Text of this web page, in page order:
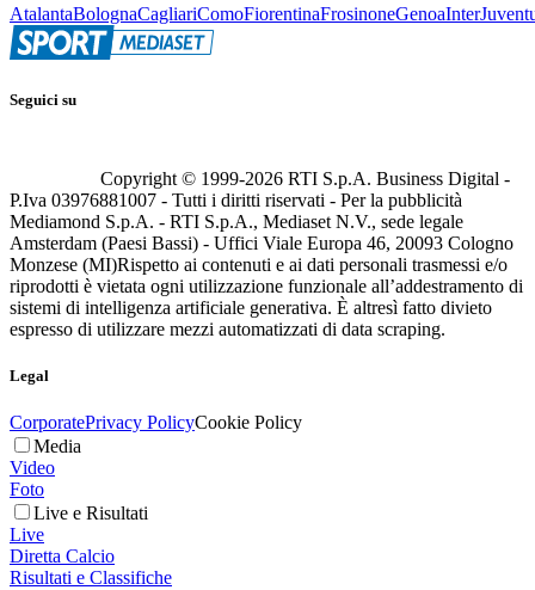
AtalantaBolognaCagliariComoFiorentinaFrosinoneGenoaInter
Seguici su
Copyright © 1999-2026 RTI S.p.A. Business Digital -
P.Iva 03976881007 - Tutti i diritti riservati - Per la pubblicità
Mediamond S.p.A. - RTI S.p.A., Mediaset N.V., sede legale
Amsterdam (Paesi Bassi) - Uffici Viale Europa 46, 20093 Cologno
Monzese (MI)Rispetto ai contenuti e ai dati personali trasmessi e/o
riprodotti è vietata ogni utilizzazione funzionale all’addestramento di
sistemi di intelligenza artificiale generativa. È altresì fatto divieto
espresso di utilizzare mezzi automatizzati di data scraping.
Legal
CorporatePrivacy PolicyCookie Policy
Media
Video
Foto
Live e Risultati
Live
Diretta Calcio
Risultati e Classifiche